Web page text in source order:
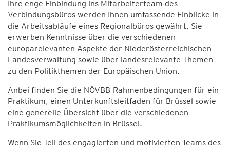
Ihre enge Einbindung ins Mitarbeiterteam des
Verbindungsbüros werden Ihnen umfassende Einblicke in
die Arbeitsabläufe eines Regionalbüros gewährt. Sie
erwerben Kenntnisse über die verschiedenen
europarelevanten Aspekte der Niederösterreichischen
Landesverwaltung sowie über landesrelevante Themen
zu den Politikthemen der Europäischen Union.
Anbei finden Sie die NÖVBB-Rahmenbedingungen für ein
Praktikum, einen Unterkunftsleitfaden für Brüssel sowie
eine generelle Übersicht über die verschiedenen
Praktikumsmöglichkeiten in Brüssel.
Wenn Sie Teil des engagierten und motivierten Teams des